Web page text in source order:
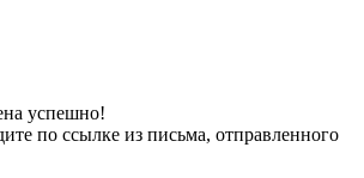
успешно!
по ссылке из письма, отправленного